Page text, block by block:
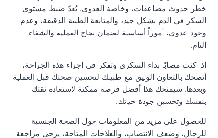
خطر حدوث مضاعفات، وخاصة العدوى. يُعدّ ضبط مستوى
السكر في الدم بشكل جيد، والمتابعة الطبية الدقيقة، وعدم
وجود عدوى، أموراً أساسية لضمان نجاح العملية والشفاء
التام.
إذا كنت مصابًا بداء السكري وتفكر في إجراء هذه الجراحة،
أنصحك بالتعاون الوثيق مع طبيبك لتحسين صحتك قبل العملية
وبعدها. سيمنحك هذا أفضل فرصة ممكنة لاستعادة ثقتك
بنفسك وتحسين جودة حياتك.
للحصول على مزيد من المعلومات حول الصحة الجنسية
للرجال، وضعف الانتصاب، والعلاجات المتاحة، يرجى مراجعة